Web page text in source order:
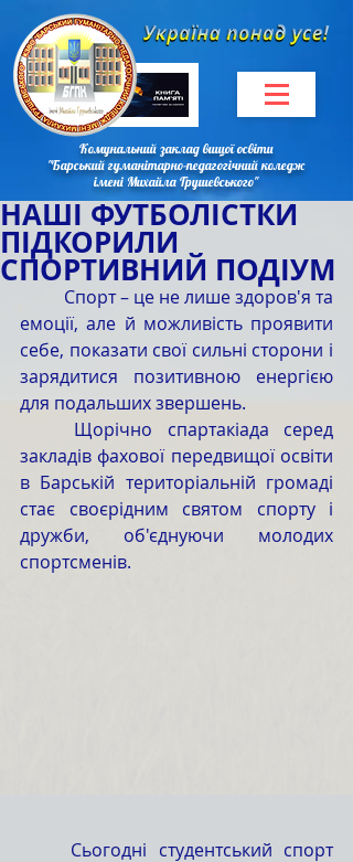
Комунальний заклад вищої освіти
"Барський гуманітарно-педагогічний коледж
імені Михайла Грушевського"
НАШІ ФУТБОЛІСТКИ
ПІДКОРИЛИ
СПОРТИВНИЙ ПОДІУМ
емоції, але й можливість проявити
себе, показати свої сильні сторони і
зарядитися позитивною енергією
для подальших звершень.
закладів фахової передвищої освіти
в Барській територіальній громаді
стає своєрідним святом спорту і
дружби, об'єднуючи молодих
спортсменів.